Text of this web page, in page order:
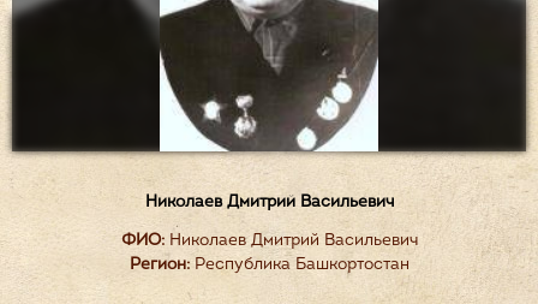
Николаев Дмитрий Васильевич
ФИО:Николаев Дмитрий Васильевич
Регион:Республика Башкортостан